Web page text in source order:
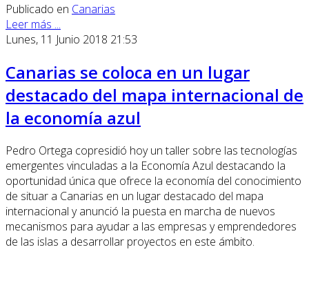
Publicado en Canarias
Leer más ...
Lunes, 11 Junio 2018 21:53
Canarias se coloca en un lugar
destacado del mapa internacional de
la economía azul
Pedro Ortega copresidió hoy un taller sobre las tecnologías
emergentes vinculadas a la Economía Azul destacando la
oportunidad única que ofrece la economía del conocimiento
de situar a Canarias en un lugar destacado del mapa
internacional y anunció la puesta en marcha de nuevos
mecanismos para ayudar a las empresas y emprendedores
de las islas a desarrollar proyectos en este ámbito.